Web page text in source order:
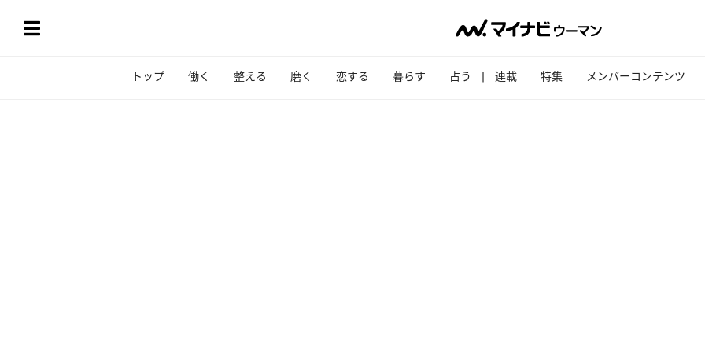
トップ 働く 整える 磨く 恋する 暮らす 占う 連載 特集 メンバーコンテンツ